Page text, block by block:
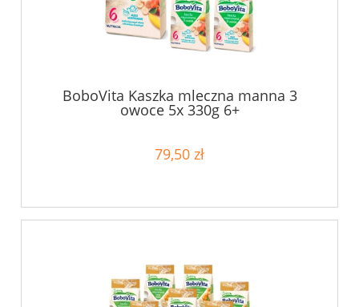
BoboVita Kaszka mleczna manna 3
owoce 5x 330g 6+
79,50 zł